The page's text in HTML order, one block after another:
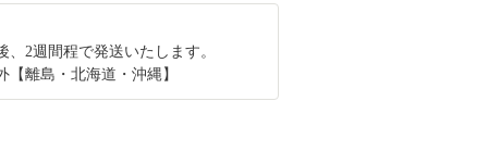
、2週間程で発送いたします。
離島・北海道・沖縄】